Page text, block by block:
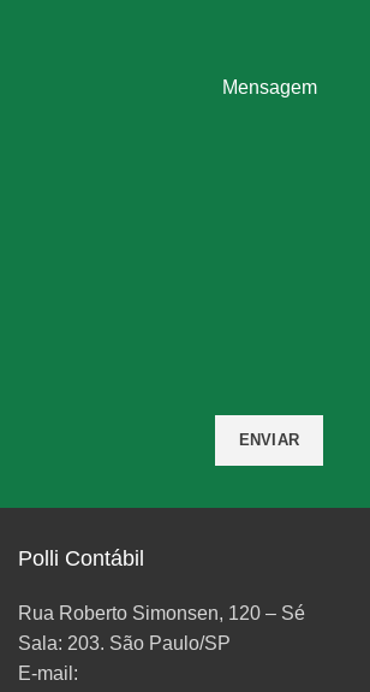
Mensagem
Polli Contábil
Rua Roberto Simonsen, 120 – Sé
Sala: 203. São Paulo/SP
E-mail: